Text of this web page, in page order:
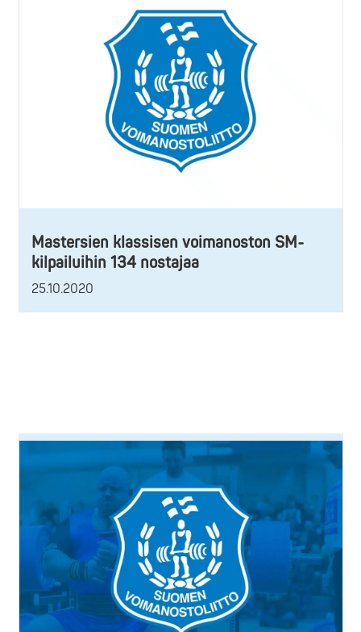
Mastersien klassisen voimanoston SM-
kilpailuihin 134 nostajaa
25.10.2020